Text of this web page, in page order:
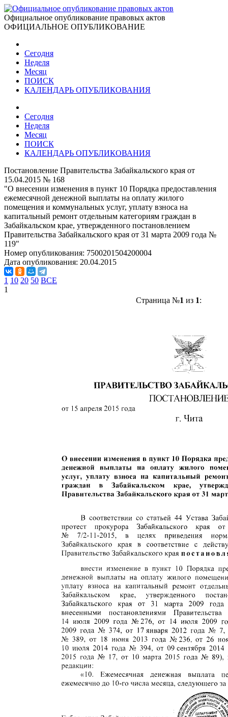
Официальное опубликование правовых актов
ОФИЦИАЛЬНОЕ ОПУБЛИКОВАНИЕ
Сегодня
Неделя
Месяц
ПОИСК
КАЛЕНДАРЬ ОПУБЛИКОВАНИЯ
Сегодня
Неделя
Месяц
ПОИСК
КАЛЕНДАРЬ ОПУБЛИКОВАНИЯ
Постановление Правительства Забайкальского края от
15.04.2015 № 168
"О внесении изменения в пункт 10 Порядка предоставления
ежемесячной денежной выплаты на оплату жилого
помещения и коммунальных услуг, уплату взноса на
капитальный ремонт отдельным категориям граждан в
Забайкальском крае, утвержденного постановлением
Правительства Забайкальского края от 31 марта 2009 года №
119"
Номер опубликования: 7500201504200004
Дата опубликования: 20.04.2015
1 10 20 50 ВСЕ
1
Страница №1 из 1: